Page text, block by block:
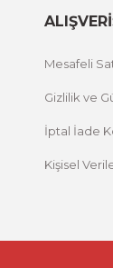
Mesafeli
Gizlilik ve
İptal İade
Kişisel